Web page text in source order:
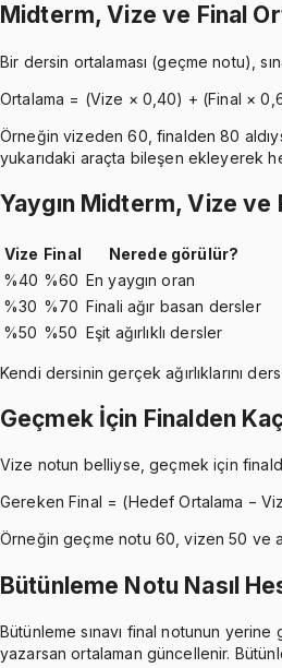
Midterm, Vize ve Final
Bir dersin ortalaması (geçme notu),
Ortalama = (Vize × 0,40) + (Final ×
Örneğin vizeden 60, finalden 80
yukarıdaki araçta bileşen ekleyerek
Yaygın Midterm, Vize ve
Vize Final
Nerede görülür?
%40 %60 En yaygın oran
%30 %70 Finali ağır basan dersler
%50 %50 Eşit ağırlıklı dersler
Kendi dersinin gerçek ağırlıklarını
Geçmek İçin Finalden
Vize notun belliyse, geçmek için
Gereken Final = (Hedef Ortalama −
Örneğin geçme notu 60, vizen 50 ve
Bütünleme Notu Nasıl
Bütünleme sınavı final notunun
yazarsan ortalaman güncellenir.